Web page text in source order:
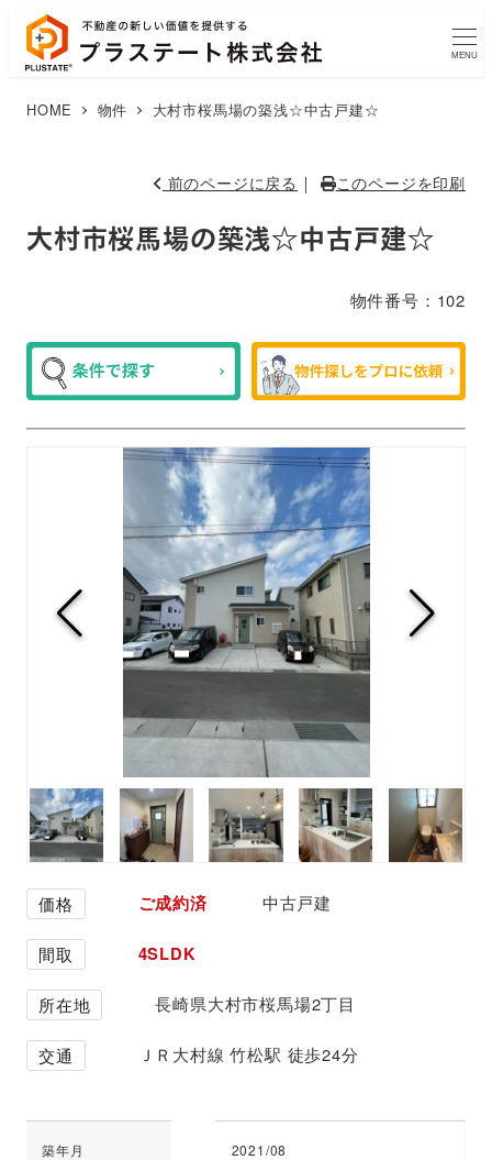
MENU
HOME 物件 大村市桜馬場の築浅☆中古戸建☆
前のページに戻る ｜ このページを印刷
大村市桜馬場の築浅☆中古戸建☆
物件番号：102
価格 ご成約済 中古戸建
間取 4SLDK
所在地 長崎県大村市桜馬場2丁目
交通 ＪＲ大村線 竹松駅 徒歩24分
築年月 2021/08